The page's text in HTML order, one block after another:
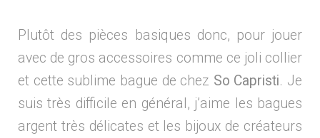
Plutôt des pièces basiques donc, pour jouer
avec de gros accessoires comme ce joli collier
et cette sublime bague de chez So Capristi. Je
suis très difficile en général, j’aime les bagues
argent très délicates et les bijoux de créateurs